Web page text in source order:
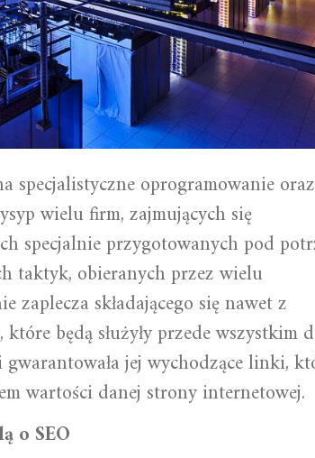
specjalistyczne oprogramowanie oraz
wielu firm, zajmujących się
specjalnie przygotowanych pod
taktyk, obieranych przez wielu
zaplecza składającego się nawet z
będą służyły przede wszystkim
jej wychodzące linki,
wartości danej strony internetowej.
o SEO